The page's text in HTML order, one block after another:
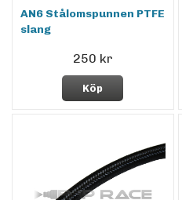
AN6 Stålomspunnen PTFE
slang
250 kr
Köp